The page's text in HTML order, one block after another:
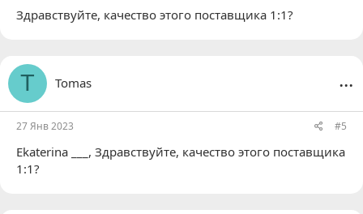
Здравствуйте, качество этого поставщика 1:1?
T Tomas ...
27 Янв 2023 #5
Ekaterina ___ , Здравствуйте, качество этого поставщика
1:1?